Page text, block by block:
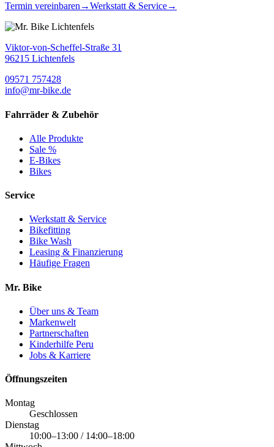
Termin vereinbaren →Werkstatt & Service→
Viktor-von-Scheffel-Straße 31
96215 Lichtenfels
09571 757428
info@mr-bike.de
Fahrräder & Zubehör
Alle Produkte
Sale %
E-Bikes
Bikes
Service
Werkstatt & Service
Bikefitting
Bike Wash
Leasing & Finanzierung
Häufige Fragen
Mr. Bike
Über uns & Team
Markenwelt
Partnerschaften
Kinderhilfe Peru
Jobs & Karriere
Öffnungszeiten
Montag
Geschlossen
Dienstag
10:00–13:00 / 14:00–18:00